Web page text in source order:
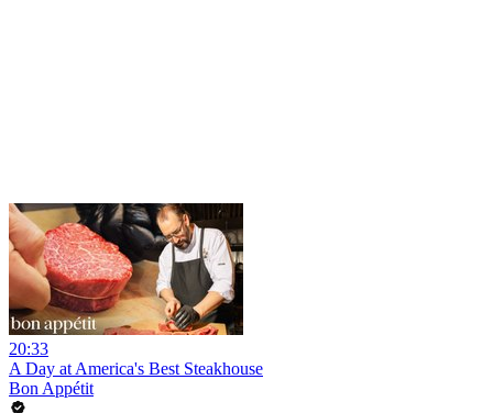
20:33
A Day at America's Best Steakhouse
Bon Appétit